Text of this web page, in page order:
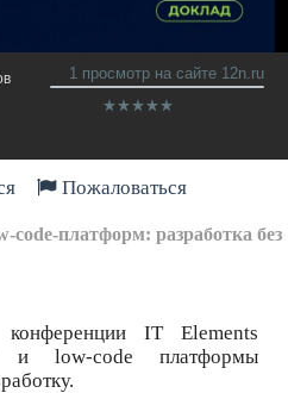
1 просмотр на сайте 12n.ru
Пожаловаться
разработка без
IT Elements
и low-code платформы